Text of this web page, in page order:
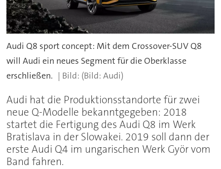
Audi Q8 sport concept: Mit dem Crossover-SUV Q8
will Audi ein neues Segment für die Oberklasse
erschließen.
(Bild: Audi)
Audi hat die Produktionsstandorte für zwei
neue Q-Modelle bekanntgegeben: 2018
startet die Fertigung des Audi Q8 im Werk
Bratislava in der Slowakei. 2019 soll dann der
erste Audi Q4 im ungarischen Werk Györ vom
Band fahren.